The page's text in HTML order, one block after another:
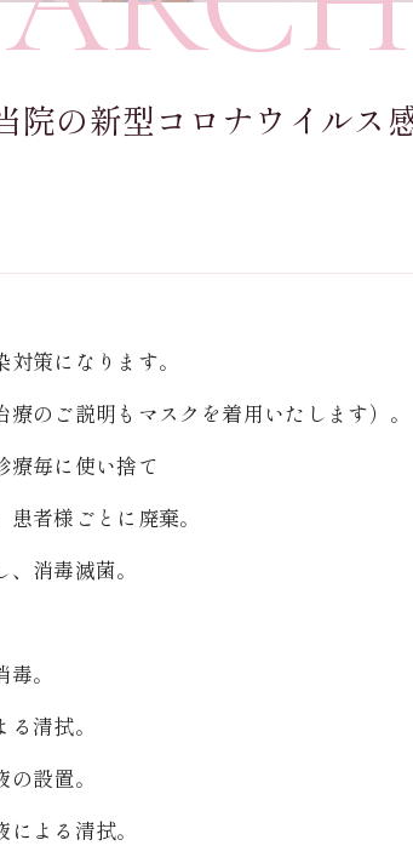
院の新型コロナウイルス
策になります。
のご説明もマスクを着用いたします）。
毎に使い捨て
者様ごとに廃棄。
消毒滅菌。
。
清拭。
設置。
よる清拭。